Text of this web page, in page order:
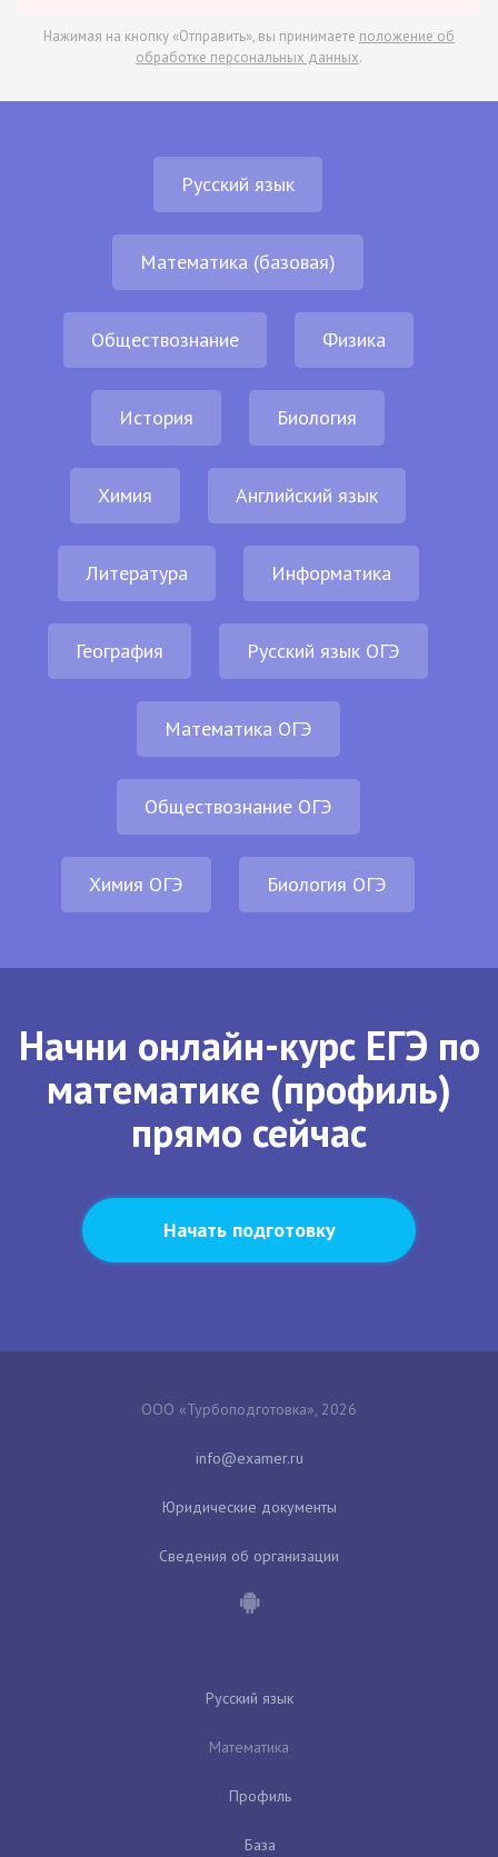
Нажимая на кнопку «Отправить», вы принимаете положение об
обработке персональных данных.
Русский язык
Математика (базовая)
Обществознание Физика
История Биология
Химия Английский язык
Литература Информатика
География Русский язык ОГЭ
Математика ОГЭ
Обществознание ОГЭ
Химия ОГЭ Биология ОГЭ
Начни онлайн-курс ЕГЭ по
математике (профиль)
прямо сейчас
Начать подготовку
ООО «Турбоподготовка», 2026
Юридические документы
Сведения об организации
Русский язык
Математика
Профиль
База